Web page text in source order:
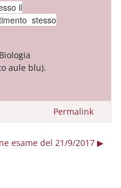
il
stesso
aule blu).
Permalink
esame del 21/9/2017 ▶︎